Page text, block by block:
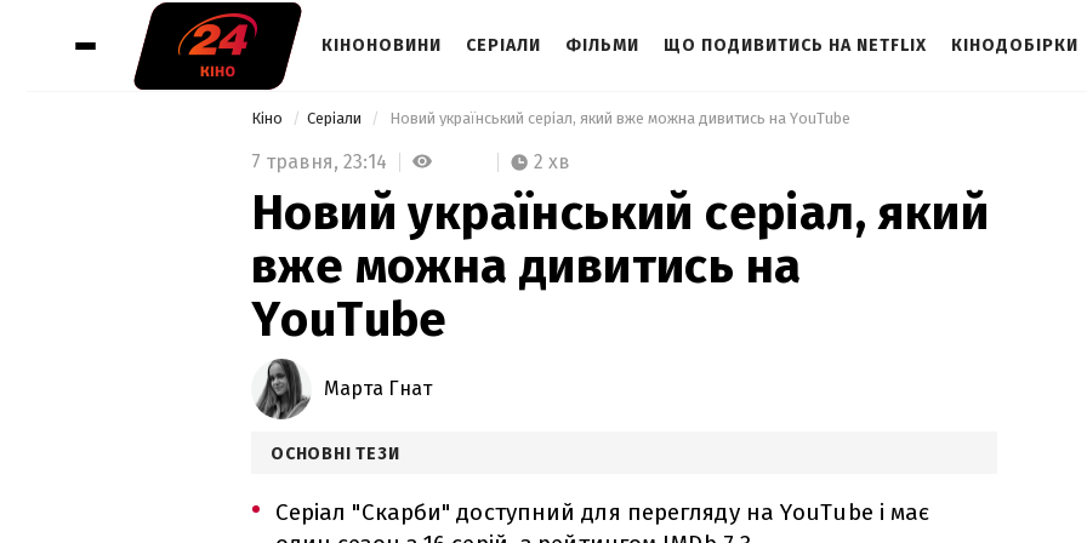
КІНОНОВИНИ СЕРІАЛИ ФІЛЬМИ ЩО ПОДИВИТИСЬ НА NETFLIX КІНОДОБІРКИ
Кіно Серіали Новий український серіал, який вже можна дивитись на YouTube
7 травня, 23:14 2 хв
Новий український серіал, який
вже можна дивитись на
YouTube
Марта Гнат
ОСНОВНІ ТЕЗИ
Серіал "Скарби" доступний для перегляду на YouTube і має